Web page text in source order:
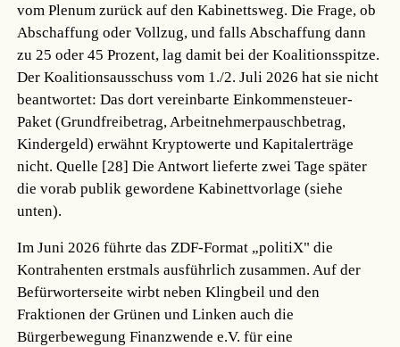
vom Plenum zurück auf den Kabinettsweg. Die Frage, ob
Abschaffung oder Vollzug, und falls Abschaffung dann
zu 25 oder 45 Prozent, lag damit bei der Koalitionsspitze.
Der Koalitionsausschuss vom 1./2. Juli 2026 hat sie nicht
beantwortet: Das dort vereinbarte Einkommensteuer-
Paket (Grundfreibetrag, Arbeitnehmerpauschbetrag,
Kindergeld) erwähnt Kryptowerte und Kapitalerträge
nicht.Quelle [28] Die Antwort lieferte zwei Tage später
die vorab publik gewordene Kabinettvorlage (siehe
unten).
Im Juni 2026 führte das ZDF-Format „politiX" die
Kontrahenten erstmals ausführlich zusammen. Auf der
Befürworterseite wirbt neben Klingbeil und den
Fraktionen der Grünen und Linken auch die
Bürgerbewegung Finanzwende e.V. für eine